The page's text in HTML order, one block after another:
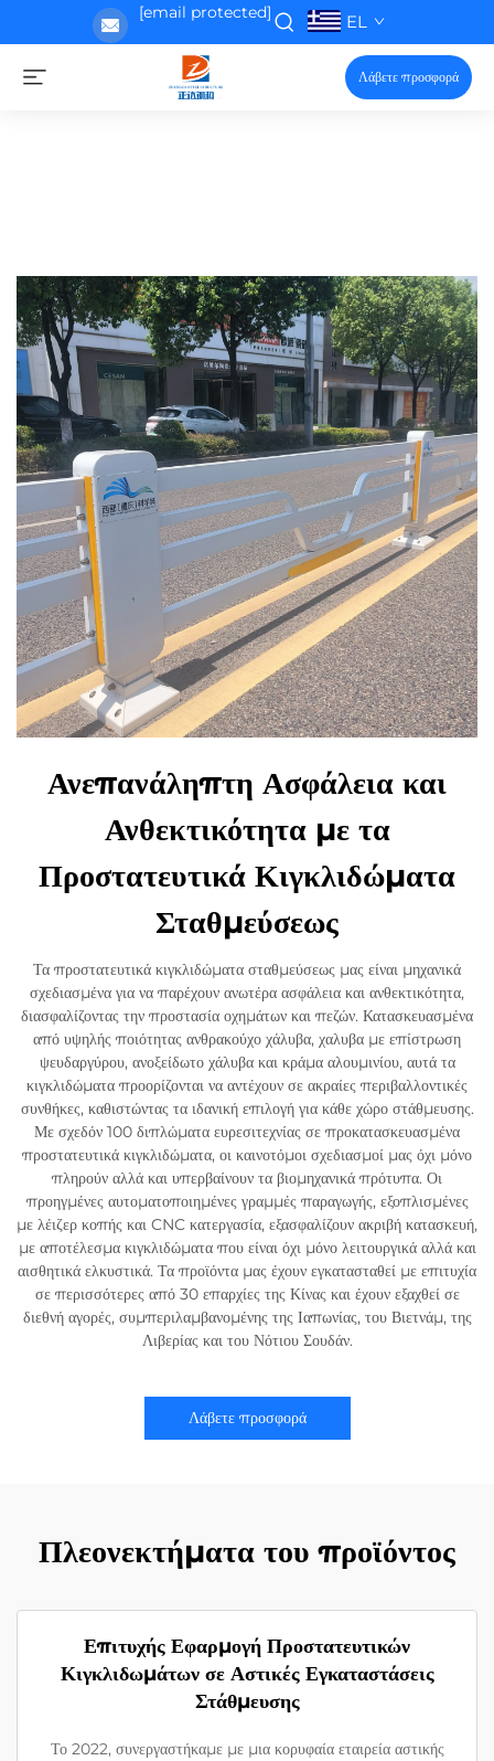
[email protected] EL
Λάβετε προσφορά
Ανεπανάληπτη Ασφάλεια και
Ανθεκτικότητα με τα
Προστατευτικά Κιγκλιδώματα
Σταθμεύσεως
Τα προστατευτικά κιγκλιδώματα σταθμεύσεως μας είναι μηχανικά
σχεδιασμένα για να παρέχουν ανωτέρα ασφάλεια και ανθεκτικότητα,
διασφαλίζοντας την προστασία οχημάτων και πεζών. Κατασκευασμένα
από υψηλής ποιότητας ανθρακούχο χάλυβα, χαλυβα με επίστρωση
ψευδαργύρου, ανοξείδωτο χάλυβα και κράμα αλουμινίου, αυτά τα
κιγκλιδώματα προορίζονται να αντέχουν σε ακραίες περιβαλλοντικές
συνθήκες, καθιστώντας τα ιδανική επιλογή για κάθε χώρο στάθμευσης.
Με σχεδόν 100 διπλώματα ευρεσιτεχνίας σε προκατασκευασμένα
προστατευτικά κιγκλιδώματα, οι καινοτόμοι σχεδιασμοί μας όχι μόνο
πληρούν αλλά και υπερβαίνουν τα βιομηχανικά πρότυπα. Οι
προηγμένες αυτοματοποιημένες γραμμές παραγωγής, εξοπλισμένες
με λέιζερ κοπής και CNC κατεργασία, εξασφαλίζουν ακριβή κατασκευή,
με αποτέλεσμα κιγκλιδώματα που είναι όχι μόνο λειτουργικά αλλά και
αισθητικά ελκυστικά. Τα προϊόντα μας έχουν εγκατασταθεί με επιτυχία
σε περισσότερες από 30 επαρχίες της Κίνας και έχουν εξαχθεί σε
διεθνή αγορές, συμπεριλαμβανομένης της Ιαπωνίας, του Βιετνάμ, της
Λιβερίας και του Νότιου Σουδάν.
Λάβετε προσφορά
Πλεονεκτήματα του προϊόντος
Επιτυχής Εφαρμογή Προστατευτικών
Κιγκλιδωμάτων σε Αστικές Εγκαταστάσεις
Στάθμευσης
Το 2022, συνεργαστήκαμε με μια κορυφαία εταιρεία αστικής